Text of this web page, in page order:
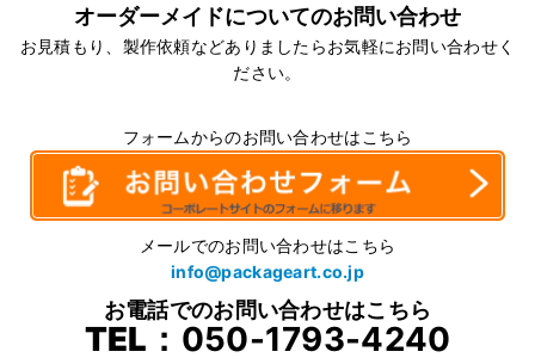
オーダーメイドについてのお問い合わせ
お見積もり、製作依頼などありましたらお気軽にお問い合わせく
ださい。
フォームからのお問い合わせはこちら
メールでのお問い合わせはこちら
info@packageart.co.jp
お電話でのお問い合わせはこちら
TEL： 050-1793-4240